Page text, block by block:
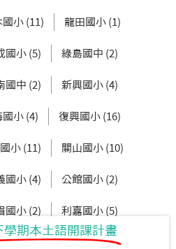
國小 (11) 龍田國小 (1)
國小 (5) 綠島國中 (2)
國中 (2) 新興國小 (4)
國小 (4) 復興國小 (16)
小 (11) 關山國小 (10)
國小 (4) 公館國小 (2)
國小 (2) 利嘉國小 (5)
東大附小 (2)
學期本土語開課計畫